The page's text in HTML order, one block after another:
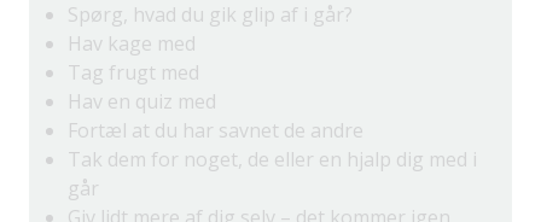
Spørg, hvad du gik glip af i går?
Hav kage med
Tag frugt med
Hav en quiz med
Fortæl at du har savnet de andre
Tak dem for noget, de eller en hjalp dig med i
går